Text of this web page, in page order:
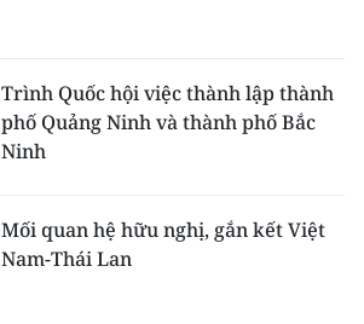
Trình Quốc hội việc thành lập thành
phố Quảng Ninh và thành phố Bắc
Ninh
Mối quan hệ hữu nghị, gắn kết Việt
Nam-Thái Lan